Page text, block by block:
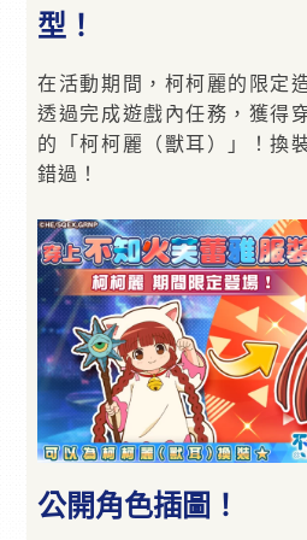
型！
在活動期間，柯柯麗的限定
透過完成遊戲內任務，獲得
的「柯柯麗（獸耳）」！換
錯過！
公開角色插圖！